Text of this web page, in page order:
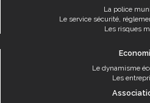
La police
Le service sécurité,
Les risques
Le dynamisme
Les